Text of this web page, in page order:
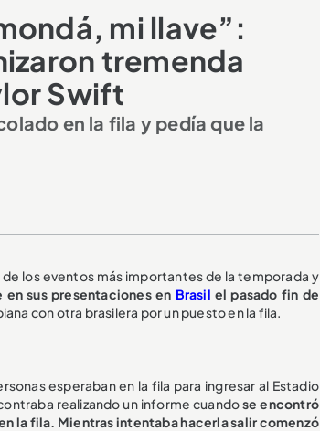
mi llave”:
tremenda
Swift
en la fila y pedía que la
los eventos más importantes de la temporada y
sus presentaciones en Brasil el pasado fin de
con otra brasilera por un puesto en la fila.
esperaban en la fila para ingresar al Estadio
realizando un informe cuandose encontró
la fila. Mientras intentaba hacerla salir comenzó